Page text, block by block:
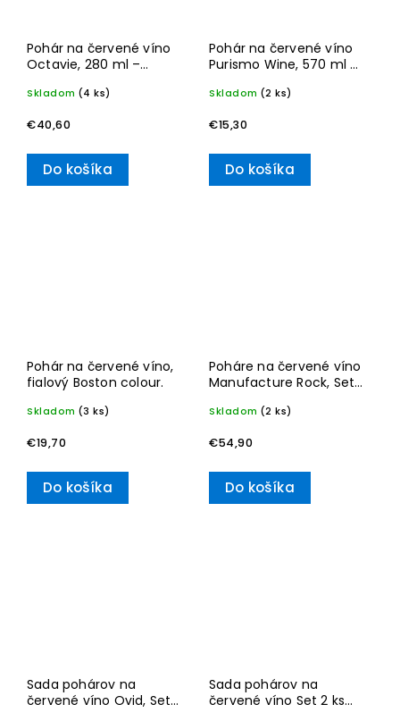
Pohár na červené víno
Octavie, 280 ml –
Skladom (4 ks)
€40,60
Do košíka
Pohár na červené víno
Purismo Wine, 570 ml –
Skladom (2 ks)
€15,30
Do košíka
Pohár na červené víno,
fialový Boston colour.
Skladom (3 ks)
€19,70
Do košíka
Poháre na červené víno
Manufacture Rock, Set
Skladom (2 ks)
€54,90
Do košíka
Sada pohárov na
červené víno Ovid, Set
Sada pohárov na
červené víno Set 2 ks